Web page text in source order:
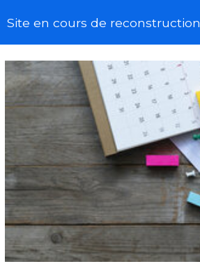
Site en cours de reconstruction